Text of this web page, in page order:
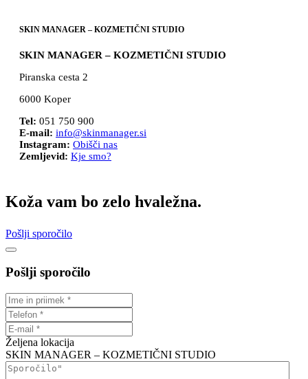
SKIN MANAGER – KOZMETIČNI STUDIO
SKIN MANAGER – KOZMETIČNI STUDIO
Piranska cesta 2
6000 Koper
Tel: 051 750 900
E-mail: info@skinmanager.si
Instagram: Obišči nas
Zemljevid: Kje smo?
Koža vam bo zelo hvaležna.
Pošlji sporočilo
Pošlji sporočilo
Željena lokacija
SKIN MANAGER – KOZMETIČNI STUDIO